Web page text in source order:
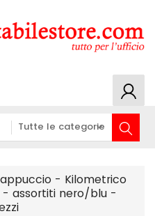
- Kilometrico
- assortiti nero/blu -